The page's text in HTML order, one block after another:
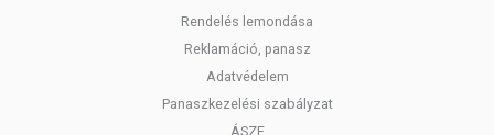
reklámozásuk során nem engedélyezett a készítményeknek
betegséget megelőző vagy gyógyító hatást tulajdonítani.
A termék nem helyettesíti a kiegyensúlyozott, vegyes étrendet és
Rendelés lemondása
Reklamáció, panasz
Adatvédelem
Panaszkezelési szabályzat
ÁSZF